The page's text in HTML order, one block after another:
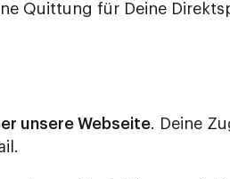
Quittung für Deine
unsere Webseite. Deine